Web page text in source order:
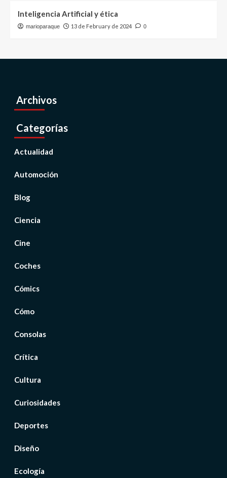
Inteligencia Artificial y ética
marioparaque 13 de February de 2024 0
Archivos
Categorías
Actualidad
Automoción
Blog
Ciencia
Cine
Coches
Cómics
Cómo
Consolas
Crítica
Cultura
Curiosidades
Deportes
Diseño
Ecología